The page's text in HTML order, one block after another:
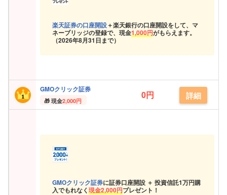
楽天証券の口座開設＋楽天銀行の口座開設をして、マ
ネーブリッジの登録で、現金1,000円がもらえます。
（2026年8月31日まで）
GMOクリック証券
現金2,000円 0円 詳細
GMOクリック証券に証券口座開設 ＋ 投資信託1万円購
入でもれなく現金2,000円プレゼント！